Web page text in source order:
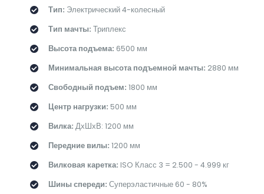
Тип: Электрический 4-колесный
Тип мачты: Триплекс
Высота подъема: 6500 мм
Минимальная высота подъемной мачты: 2880 мм
Свободный подъем: 1800 мм
Центр нагрузки: 500 мм
Вилка: ДхШхВ: 1200 мм
Передние вилы: 1200 мм
Вилковая каретка: ISO Класс 3 = 2.500 - 4.999 кг
Шины спереди: Суперэластичные 60 - 80%